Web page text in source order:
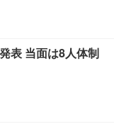
表 当面は8人体制